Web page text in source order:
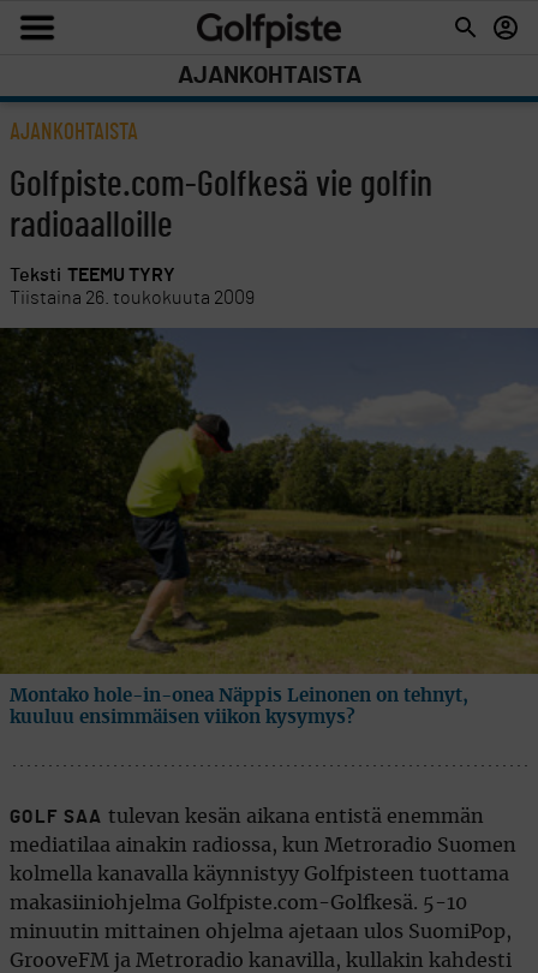
AJANKOHTAISTA
AJANKOHTAISTA
Golfpiste.com-Golfkesä vie golfin
radioaalloille
Teksti TEEMU TYRY
Tiistaina 26. toukokuuta 2009
Montako hole-in-onea Näppis Leinonen on tehnyt,
kuuluu ensimmäisen viikon kysymys?
GOLF SAA tulevan kesän aikana entistä enemmän
mediatilaa ainakin radiossa, kun Metroradio Suomen
kolmella kanavalla käynnistyy Golfpisteen tuottama
makasiiniohjelma Golfpiste.com-Golfkesä. 5-10
minuutin mittainen ohjelma ajetaan ulos SuomiPop,
GrooveFM ja Metroradio kanavilla, kullakin kahdesti